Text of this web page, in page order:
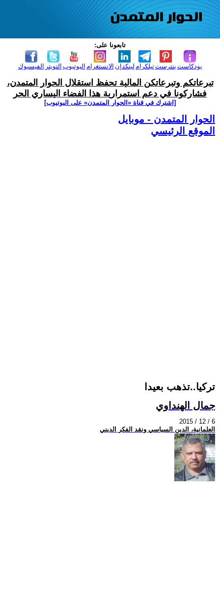
تابعونا على:
الفيسبوك التويتر اليوتيوب الانستغرام لينكدإن تيلكرامبنترست بودكاست
تبرعاتكم وتبرعاتكن المالية تحفظ استقلال الحوار المتمدن،
فشاركونا في دعم استمرارية هذا الفضاء اليساري الحر
[اشترك في قناة ‫«الحوار المتمدن» على اليوتيوب]
الحوار المتمدن - موبايل
الموقع الرئيسي
تركيا..تذهب بعيدا
جمال الهنداوي
2015 / 12 / 6
العلمانية، الدين السياسي ونقد الفكر الديني